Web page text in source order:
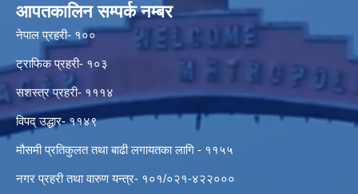
आपतकालिन सम्पर्क नम्बर
नेपाल प्रहरी- १००
ट्राफिक प्रहरी- १०३
सशस्त्र प्रहरी- १११४
विपद् उद्धार- ११४९
मौसमी प्रतिकुलत तथा बाढी लगायतका लागि - ११५५
नगर प्रहरी तथा वारुण यन्त्र- १०१/०२१-४२२०००